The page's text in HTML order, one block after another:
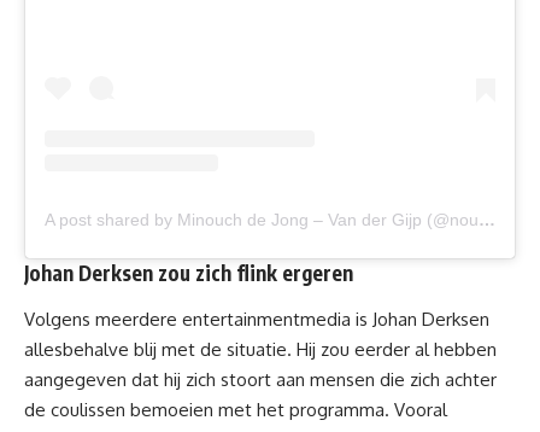
A post shared by Minouch de Jong – Van der Gijp (@nousvandergijp)
Johan Derksen zou zich flink ergeren
Volgens meerdere entertainmentmedia is Johan Derksen
allesbehalve blij met de situatie. Hij zou eerder al hebben
aangegeven dat hij zich stoort aan mensen die zich achter
de coulissen bemoeien met het programma. Vooral